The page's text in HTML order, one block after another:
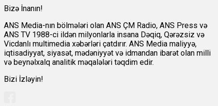
Bizə İnanın!
ANS Media-nın bölmələri olan ANS ÇM Radio, ANS Press və
ANS TV 1988-ci ildən milyonlarla insana Dəqiq, Qərəzsiz və
Vicdanlı multimedia xəbərləri çatdırır. ANS Media maliyyə,
iqtisadiyyat, siyasət, mədəniyyət və idmandan ibarət olan milli
və beynəlxalq analitik məqalələri təqdim edir.
Bizi İzləyin!